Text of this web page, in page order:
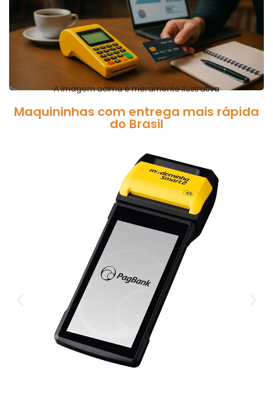
A imagem acima é meramente ilustrativa
Maquininhas com entrega mais rápida
do Brasil